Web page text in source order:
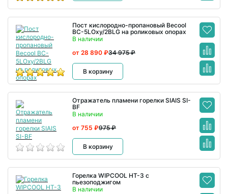
Пост кислородно-пропановый Becool
BC-5LOxy/2BLG на роликовых опорах
В наличии
34 975 ₽
от 28 890 ₽
В корзину
Отражатель пламени горелки SIAIS SI-
BF
В наличии
975 ₽
от 755 ₽
В корзину
Горелка WIPCOOL HT-3 с
пьезоподжигом
В наличии